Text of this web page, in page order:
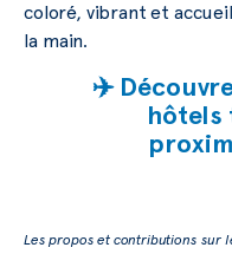
coloré, vibrant et
la main.
✈️
hôtels
Les propos et contributions sur